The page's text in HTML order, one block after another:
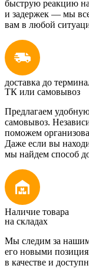
быструю реакцию
и задержек — мы
вам в любой
доставка до
ТК или самовывоз
Предлагаем
самовывоз.
поможем
Даже если вы
мы найдем способ
Наличие товара
на складах
Мы следим за
его новыми
в качестве и